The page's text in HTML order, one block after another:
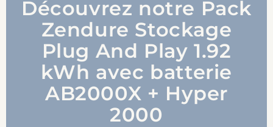
Découvrez notre Pack
Zendure Stockage
Plug And Play 1.92
kWh avec batterie
AB2000X + Hyper
2000